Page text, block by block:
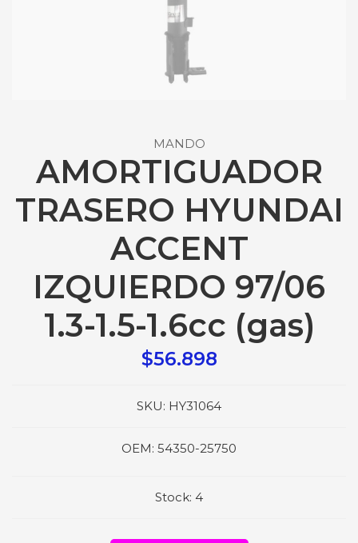
MANDO
AMORTIGUADOR
TRASERO HYUNDAI
ACCENT
IZQUIERDO 97/06
1.3-1.5-1.6cc (gas)
$56.898
SKU: HY31064
OEM: 54350-25750
Stock: 4